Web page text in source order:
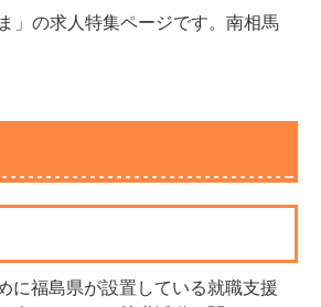
」の求人特集ページです。南相馬
に福島県が設置している就職支援